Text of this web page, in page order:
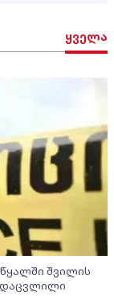
ყველა
შვილის